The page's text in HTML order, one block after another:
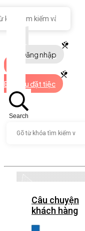
Đăng nhập
Bắt đầu đặt tiệc
Search
Câu chuyện
khách hàng